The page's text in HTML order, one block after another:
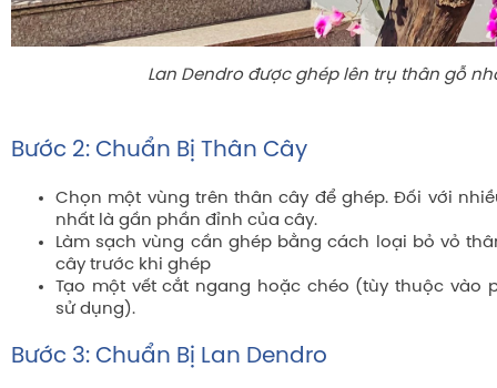
Lan Dendro được ghép lên trụ thân gỗ
Bước 2: Chuẩn Bị Thân Cây
Chọn một vùng trên thân cây để ghép. Đối với
nhất là gần phần đỉnh của cây.
Làm sạch vùng cần ghép bằng cách loại bỏ vỏ
cây trước khi ghép
Tạo một vết cắt ngang hoặc chéo (tùy thuộc vào
sử dụng).
Bước 3: Chuẩn Bị Lan Dendro